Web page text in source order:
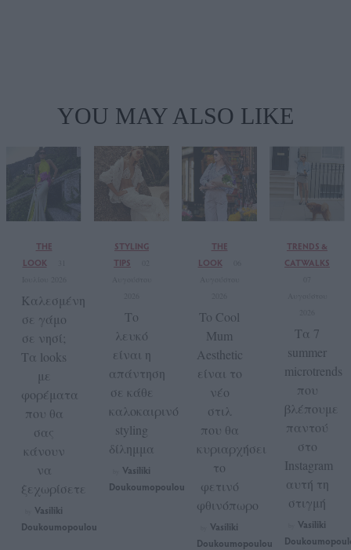
YOU MAY ALSO LIKE
THE
LOOK
Καλεσμένη
σε γάμο
σε νησί;
Τα looks
με
φορέματα
που θα
σας
κάνουν
να
ξεχωρίσετε
Vasiliki
Doukoumopoulou
STYLING
TIPS
Το
λευκό
είναι η
απάντηση
σε κάθε
καλοκαιρινό
styling
δίλημμα
Vasiliki
Doukoumopoulou
THE
LOOK
To Cool
Mum
Aesthetic
είναι το
νέο
στιλ
που θα
κυριαρχήσει
το
φετινό
φθινόπωρο
Vasiliki
Doukoumopoulou
TRENDS &
CATWALKS
Τα 7
summer
microtrends
που
βλέπουμε
παντού
στο
Instagram
αυτή τη
στιγμή
Vasiliki